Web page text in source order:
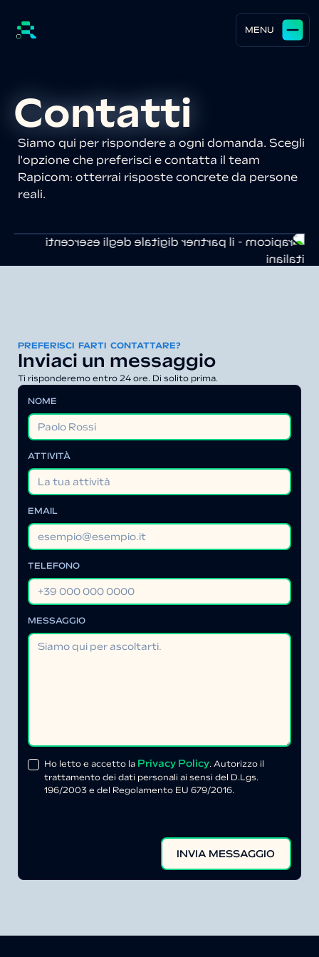
MENU
Contatti
Siamo qui per rispondere a ogni domanda. Scegli
l'opzione che preferisci e contatta il team
Rapicom: otterrai risposte concrete da persone
reali.
PREFERISCI FARTI CONTATTARE?
Inviaci un messaggio
Ti risponderemo entro 24 ore. Di solito prima.
NOME
ATTIVITÀ
EMAIL
TELEFONO
MESSAGGIO
Ho letto e accetto la Privacy Policy. Autorizzo il
trattamento dei dati personali ai sensi del D.Lgs.
196/2003 e del Regolamento EU 679/2016.